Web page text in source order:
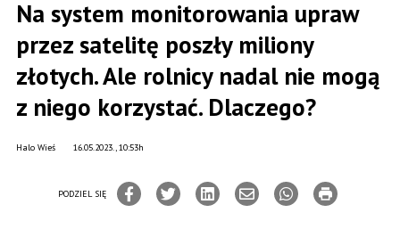
Na system monitorowania upraw
przez satelitę poszły miliony
złotych. Ale rolnicy nadal nie mogą
z niego korzystać. Dlaczego?
16.05.2023., 10:53h
Halo Wieś
PODZIEL SIĘ